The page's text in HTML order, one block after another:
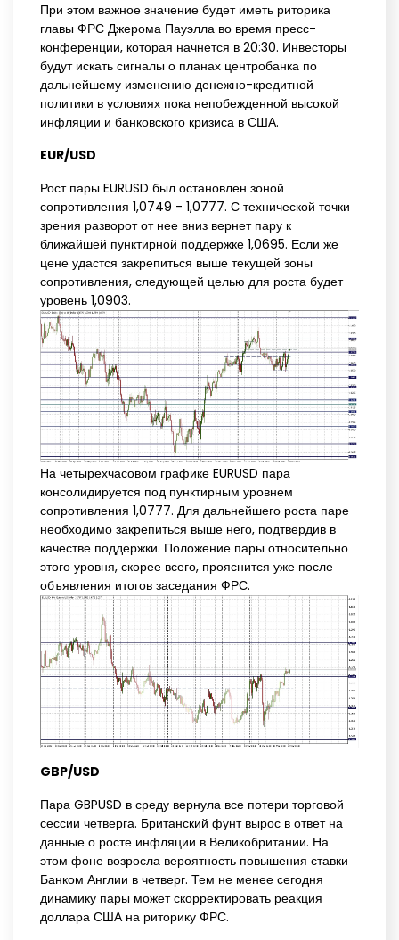
При этом важное значение будет иметь риторика
главы ФРС Джерома Пауэлла во время пресс-
конференции, которая начнется в 20:30. Инвесторы
будут искать сигналы о планах центробанка по
дальнейшему изменению денежно-кредитной
политики в условиях пока непобежденной высокой
инфляции и банковского кризиса в США.
EUR/USD
Рост пары EURUSD был остановлен зоной
сопротивления 1,0749 - 1,0777. С технической точки
зрения разворот от нее вниз вернет пару к
ближайшей пунктирной поддержке 1,0695. Если же
цене удастся закрепиться выше текущей зоны
сопротивления, следующей целью для роста будет
уровень 1,0903.
На четырехчасовом графике EURUSD пара
консолидируется под пунктирным уровнем
сопротивления 1,0777. Для дальнейшего роста паре
необходимо закрепиться выше него, подтвердив в
качестве поддержки. Положение пары относительно
этого уровня, скорее всего, прояснится уже после
объявления итогов заседания ФРС.
GBP/USD
Пара GBPUSD в среду вернула все потери торговой
сессии четверга. Британский фунт вырос в ответ на
данные о росте инфляции в Великобритании. На
этом фоне возросла вероятность повышения ставки
Банком Англии в четверг. Тем не менее сегодня
динамику пары может скорректировать реакция
доллара США на риторику ФРС.